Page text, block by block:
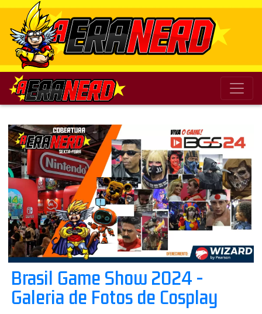
Brasil Game Show 2024 -
Galeria de Fotos de Cosplay